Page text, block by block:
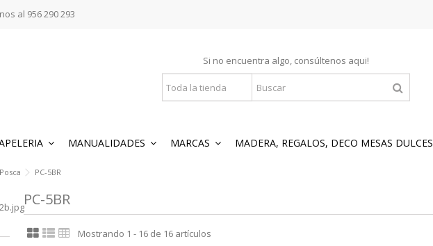
al 956 290 293
Si no encuentra algo, consúltenos aqui!
MANUALIDADES MARCAS MADERA, REGALOS, DECO MESAS DULCES
Posca PC-5BR
PC-5BR
Mostrando 1 - 16 de 16 artículos